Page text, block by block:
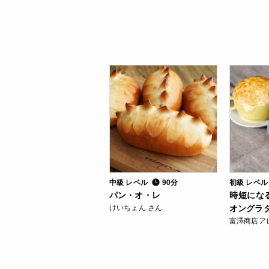
中級 レベル 90分
パン・オ・レ
けいちょん さん
初級 レベ
時短にな
オングラ
富澤商店ア